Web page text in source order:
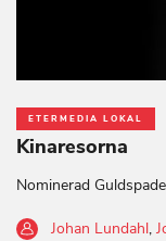
ETERMEDIA LOKAL
Kinaresorna
Nominerad
Johan Lundahl,